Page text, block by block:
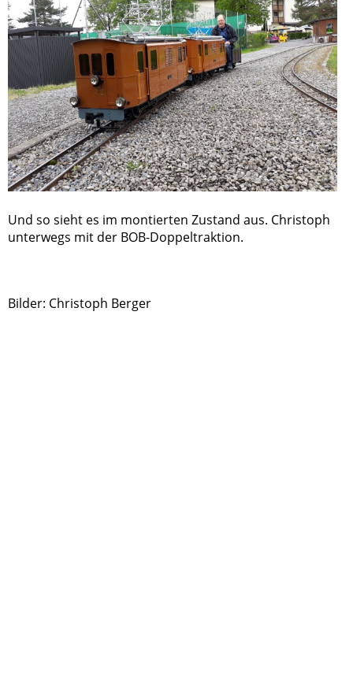
Und so sieht es im montierten Zustand aus. Christoph
unterwegs mit der BOB-Doppeltraktion.
Bilder: Christoph Berger